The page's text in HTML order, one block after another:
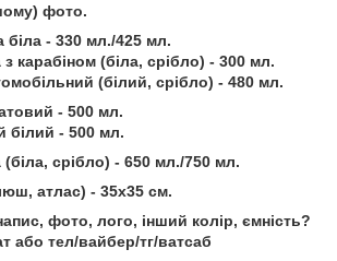
фото.
біла - 330 мл./425 мл.
карабіном (біла, срібло) - 300 мл.
(білий, срібло) - 480 мл.
- 500 мл.
білий - 500 мл.
срібло) - 650 мл./750 мл.
атлас) - 35х35 см.
фото, лого, інший колір, ємність?
або тел/вайбер/тг/ватсаб